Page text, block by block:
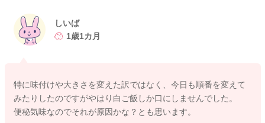
食べない原因として
１、体調不良（風邪をひいて食欲がおちている、下痢、便秘、
４、自分で食べたい気持ちがでてきて、食べさせてもらうこと
をいやがっている
５、離乳食より、母乳やミルクがすき
しいば
1歳1カ月
特に味付けや大きさを変えた訳ではなく、今日も順番を変えて
みたりしたのですがやはり白ご飯しか口にしませんでした。
便秘気味なのでそれが原因かな？とも思います。